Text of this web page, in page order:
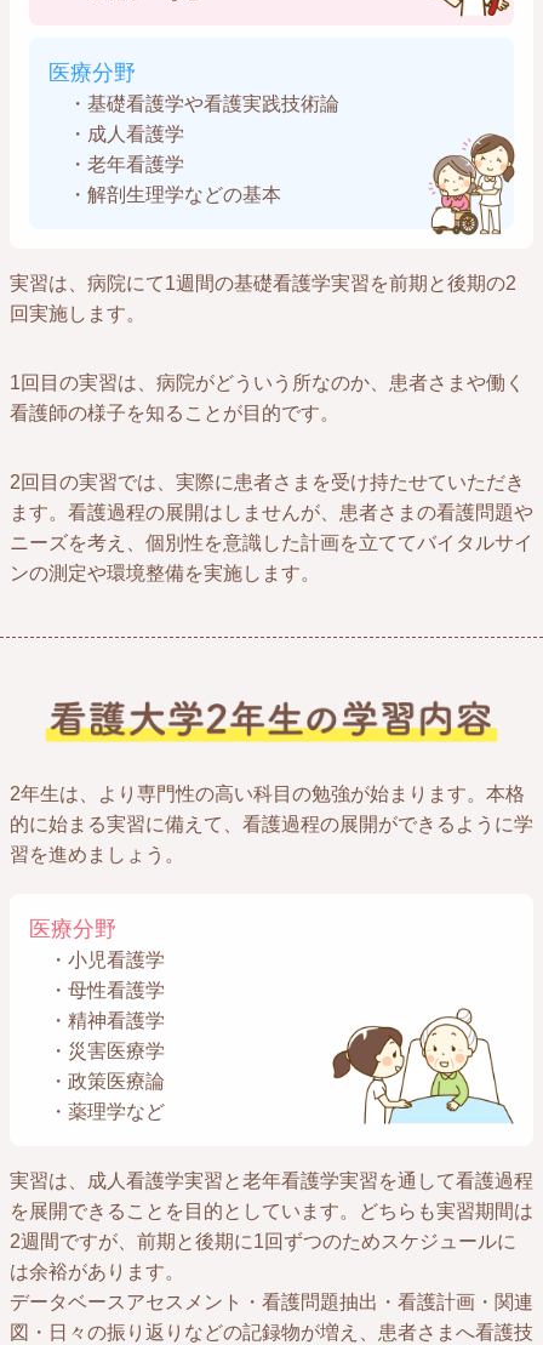
医療分野
・基礎看護学や看護実践技術論
・成人看護学
・老年看護学
・解剖生理学などの基本
実習は、病院にて1週間の基礎看護学実習を前期と後期の2
回実施します。
1回目の実習は、病院がどういう所なのか、患者さまや働く
看護師の様子を知ることが目的です。
2回目の実習では、実際に患者さまを受け持たせていただき
ます。看護過程の展開はしませんが、患者さまの看護問題や
ニーズを考え、個別性を意識した計画を立ててバイタルサイ
ンの測定や環境整備を実施します。
2年生は、より専門性の高い科目の勉強が始まります。本格
的に始まる実習に備えて、看護過程の展開ができるように学
習を進めましょう。
医療分野
・小児看護学
・母性看護学
・精神看護学
・災害医療学
・政策医療論
・薬理学など
実習は、成人看護学実習と老年看護学実習を通して看護過程
を展開できることを目的としています。どちらも実習期間は
2週間ですが、前期と後期に1回ずつのためスケジュールに
は余裕があります。
データベースアセスメント・看護問題抽出・看護計画・関連
図・日々の振り返りなどの記録物が増え、患者さまへ看護技